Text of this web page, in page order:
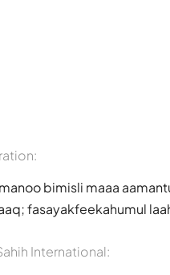
bimisli maaa
fasayakfeekahumul
International: